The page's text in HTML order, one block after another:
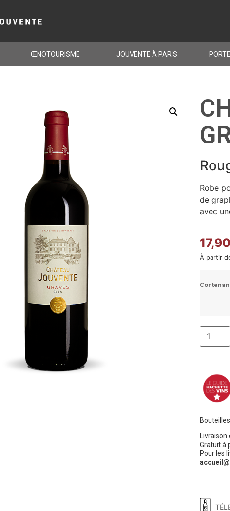
ŒNOTOURISME JOUVENTE À PARIS
Robe
de
avec
À partir
Gratuit à
Pour les